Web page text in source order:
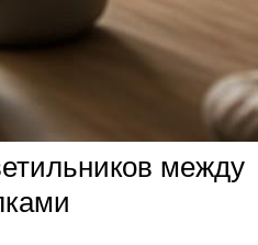
между